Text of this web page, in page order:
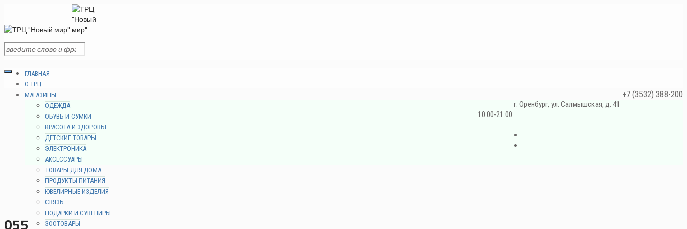
+7 (3532) 388-200
г. Оренбург, ул. Салмышская, д. 41
10:00-21:00
ГЛАВНАЯ
О ТРЦ
МАГАЗИНЫ
ОДЕЖДА
ОБУВЬ И СУМКИ
КРАСОТА И ЗДОРОВЬЕ
ДЕТСКИЕ ТОВАРЫ
ЭЛЕКТРОНИКА
АКСЕССУАРЫ
ТОВАРЫ ДЛЯ ДОМА
ПРОДУКТЫ ПИТАНИЯ
ЮВЕЛИРНЫЕ ИЗДЕЛИЯ
СВЯЗЬ
ПОДАРКИ И СУВЕНИРЫ
ЗООТОВАРЫ
055